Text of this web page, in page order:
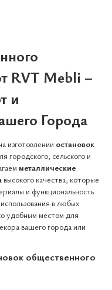
RVT Mebli –
и
Города
изготовлении остановок
городского, сельского и
металлические
высокого качества, которые
и функциональность.
в любых
удобным местом для
вашего города или
общественного